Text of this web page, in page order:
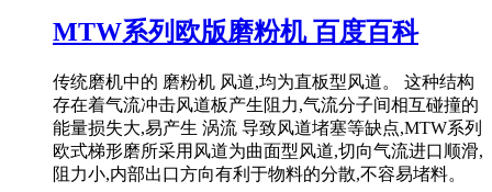
MTW系列欧版磨粉机 百度百科
传统磨机中的 磨粉机 风道,均为直板型风道。 这种结构
存在着气流冲击风道板产生阻力,气流分子间相互碰撞的
能量损失大,易产生 涡流 导致风道堵塞等缺点,MTW系列
欧式梯形磨所采用风道为曲面型风道,切向气流进口顺滑,
阻力小,内部出口方向有利于物料的分散,不容易堵料。